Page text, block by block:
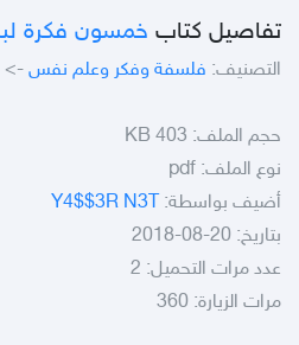
تفاصيل كتاب خمسون فكرة
التصنيف: فلسفة وفكر وعلم نفس ->
حجم الملف: 403 KB
نوع الملف: pdf
أضيف بواسطة: Y4$$3R N3T
بتاريخ: 20-08-2018
عدد مرات التحميل: 2
مرات الزيارة: 360